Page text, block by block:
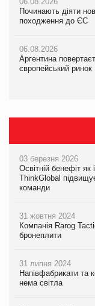
Починають діяти
походження до ЄС
06.08.2026
Аргентина
європейський ринок
Починають діяти
походження до ЄС
06.08.2026
Аргентина
європейський ринок
Починають діяти
походження до ЄС
06.08.2026
Аргентина
європейський ринок
03 березня 2026
Освітній бенефіт
ThinkGlobal
команди
31 жовтня 2024
Компанія Rarog
бронеплити
31 липня 2024
Напівфабрикати та
нема світла